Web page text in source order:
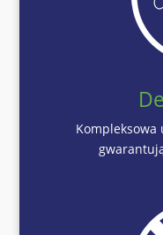
Kompleksowa